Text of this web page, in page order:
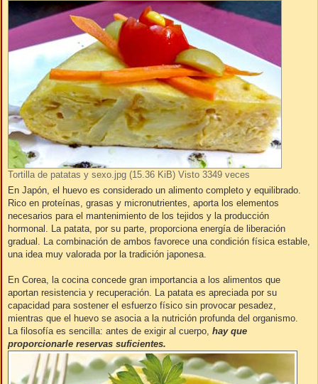
Tortilla de patatas y sexo.jpg (15.36 KiB) Visto 3349 veces
En Japón, el huevo es considerado un alimento completo y equilibrado.
Rico en proteínas, grasas y micronutrientes, aporta los elementos
necesarios para el mantenimiento de los tejidos y la producción
hormonal. La patata, por su parte, proporciona energía de liberación
gradual. La combinación de ambos favorece una condición física estable,
una idea muy valorada por la tradición japonesa.
En Corea, la cocina concede gran importancia a los alimentos que
aportan resistencia y recuperación. La patata es apreciada por su
capacidad para sostener el esfuerzo físico sin provocar pesadez,
mientras que el huevo se asocia a la nutrición profunda del organismo.
La filosofía es sencilla: antes de exigir al cuerpo, hay que
proporcionarle reservas suficientes.